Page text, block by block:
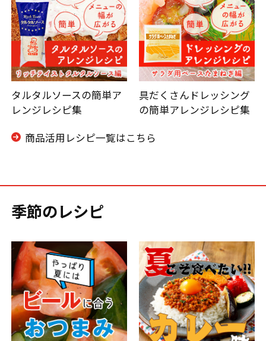
タルタルソースの簡単ア
レンジレシピ集
具だくさんドレッシング
の簡単アレンジレシピ集
商品活用レシピ一覧はこちら
季節のレシピ